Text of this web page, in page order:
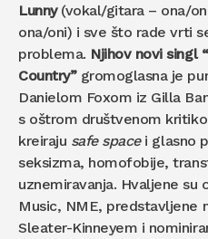
Lunny (vokal/gitara – ona/
ona/oni) i sve što rade vrti
problema. Njihov novi singl
Country” gromoglasna je
Danielom Foxom iz Gilla
s oštrom društvenom
kreiraju safe space i glasno
seksizma, homofobije,
uznemiravanja. Hvaljene su
Music, NME, predstavljene
Sleater-Kinneyem i